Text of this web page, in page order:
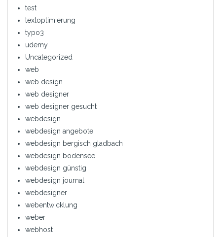
test
textoptimierung
typo3
udemy
Uncategorized
web
web design
web designer
web designer gesucht
webdesign
webdesign angebote
webdesign bergisch gladbach
webdesign bodensee
webdesign günstig
webdesign journal
webdesigner
webentwicklung
weber
webhost